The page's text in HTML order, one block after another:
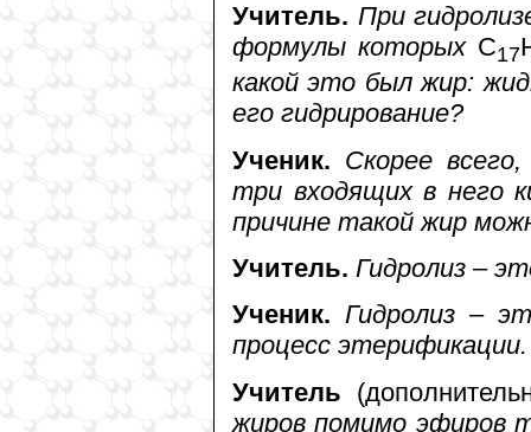
Учитель. При
формулы которых C17
какой это был жир:
его гидрирование?
Ученик. Скорее
три входящих в него
причине такой жир
Учитель. Гидролиз –
Ученик. Гидролиз –
процесс этерификации.
Учитель
жиров помимо эфиров